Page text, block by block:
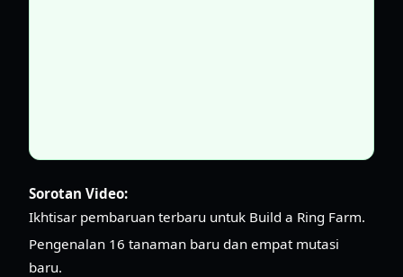
Sorotan Video:
Ikhtisar pembaruan terbaru untuk Build a Ring Farm.
Pengenalan 16 tanaman baru dan empat mutasi
baru.